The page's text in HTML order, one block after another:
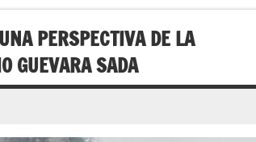
PERSPECTIVA DE LA
GUEVARA SADA